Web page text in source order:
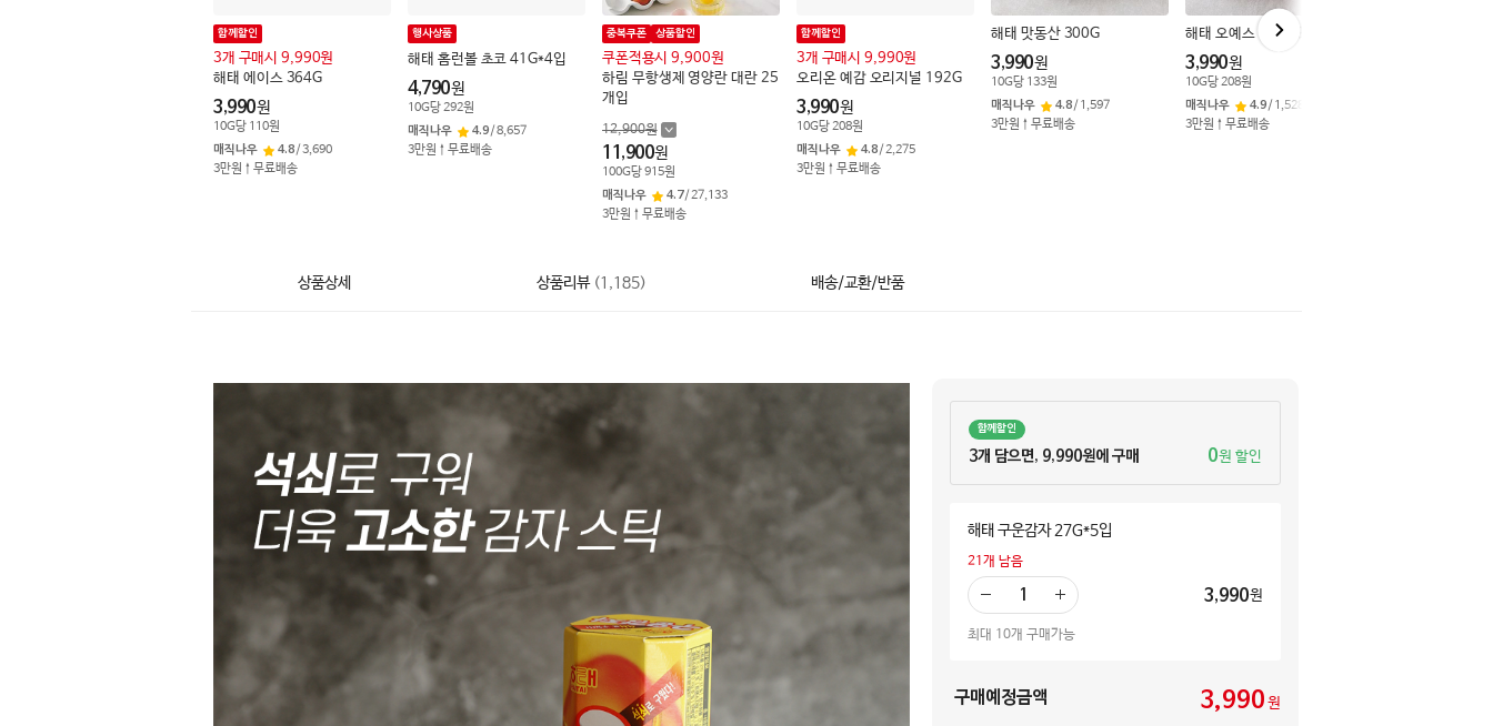
해태 에이스 364G
함께할인
3개 구매시 9,990원
3,990원
10G당 110원
매직나우
4.8/3,690
3만원↑무료배송
해태 홈런볼 초코 41G*4입
행사상품
4,790원
10G당292원
매직나우
4.9/8,657
3만원↑무료배송
하림 무항생제 영양란 대란 25
개입
중복쿠폰 상품할인
쿠폰적용시 9,900원
12,900원
11,900원
100G당915원
매직나우
4.7/27,133
3만원↑무료배송
오리온 예감 오리지널 192G
함께할인
3개 구매시 9,990원
3,990원
10G당208원
매직나우
4.8/2,275
3만원↑무료배송
해태 맛동산 300G
3,990원
10G당 133원
매직나우
4.8/ 1,597
3만원↑무료배송
해태 오예스 미니 192G
3,990원
10G당208원
매직나우
4.9/ 1,528
3만원↑무료배송
상품상세 상품리뷰 (1,185) 배송/교환/반품
함께할인
3개 담으면, 9,990원에 구매 0원 할인
해태 구운감자 27G*5입
21개 남음
기
더
하
기
3,990원
최대 10개 구매가능
구매예정금액 3,990 원